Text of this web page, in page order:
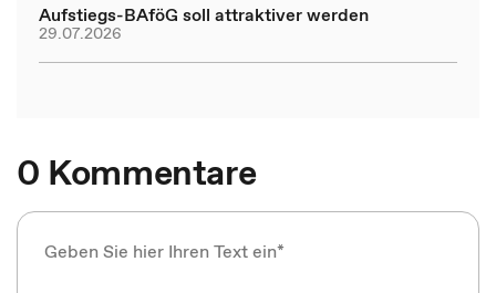
Aufstiegs-BAföG soll attraktiver werden
29.07.2026
0 Kommentare